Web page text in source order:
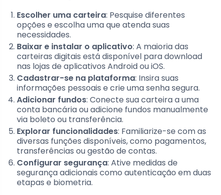
Escolher uma carteira: Pesquise diferentes
opções e escolha uma que atenda suas
necessidades.
Baixar e instalar o aplicativo: A maioria das
carteiras digitais está disponível para download
nas lojas de aplicativos Android ou iOS.
Cadastrar-se na plataforma: Insira suas
informações pessoais e crie uma senha segura.
Adicionar fundos: Conecte sua carteira a uma
conta bancária ou adicione fundos manualmente
via boleto ou transferência.
Explorar funcionalidades: Familiarize-se com as
diversas funções disponíveis, como pagamentos,
transferências ou gestão de contas.
Configurar segurança: Ative medidas de
segurança adicionais como autenticação em duas
etapas e biometria.